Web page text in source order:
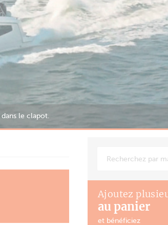
est beaucoup plus haute que sur les
Ajoutez
au panier
et bénéficiez